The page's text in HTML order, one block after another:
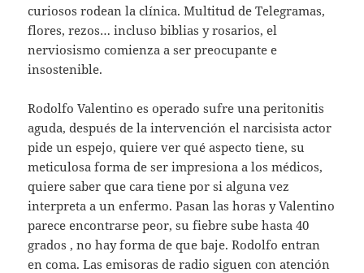
curiosos rodean la clínica. Multitud de Telegramas,
flores, rezos… incluso biblias y rosarios, el
nerviosismo comienza a ser preocupante e
insostenible.
Rodolfo Valentino es operado sufre una peritonitis
aguda, después de la intervención el narcisista actor
pide un espejo, quiere ver qué aspecto tiene, su
meticulosa forma de ser impresiona a los médicos,
quiere saber que cara tiene por si alguna vez
interpreta a un enfermo. Pasan las horas y Valentino
parece encontrarse peor, su fiebre sube hasta 40
grados , no hay forma de que baje. Rodolfo entran
en coma. Las emisoras de radio siguen con atención